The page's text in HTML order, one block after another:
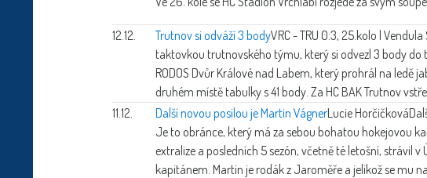
12.12. Trutnov si odváží 3 bodyVRC - TRU 0:3, 25.kolo |
taktovkou trutnovského týmu, který si odvezl 3 body do
RODOS Dvůr Králové nad Labem, který prohrál na ledě
druhém místě tabulky s 41 body. Za HC BAK Trutnov
11.12.
Další novou posilou je Martin VágnerLucie Horčičková
Je to obránce, který má za sebou bohatou hokejovou
extralize a posledních 5 sezón, včetně té letošní, strávil
kapitánem. Martin je rodák z Jaroměře a jelikož se mu